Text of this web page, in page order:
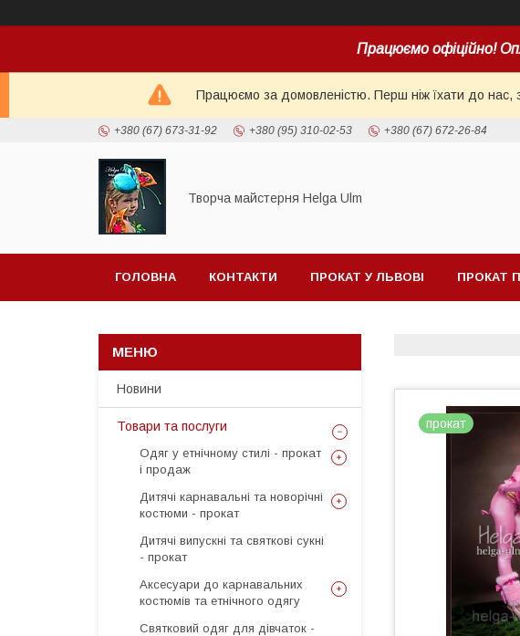
Працюємо офіційно!
Працюємо за домовленістю. Перш ніж їхати до нас,
+380 (67) 673-31-92 +380 (95) 310-02-53 +380 (67) 672-26-84
Творча майстерня Helga Ulm
ГОЛОВНА КОНТАКТИ ПРОКАТ У ЛЬВОВІ ПРОКАТ
прокат
Новини
Товари та послуги
Одяг у етнічному стилі - прокат
і продаж
Дитячі карнавальні та новорічні
костюми - прокат
Дитячі випускні та святкові сукні
- прокат
Аксесуари до карнавальних
костюмів та етнічного одягу
Святковий одяг для дівчаток -